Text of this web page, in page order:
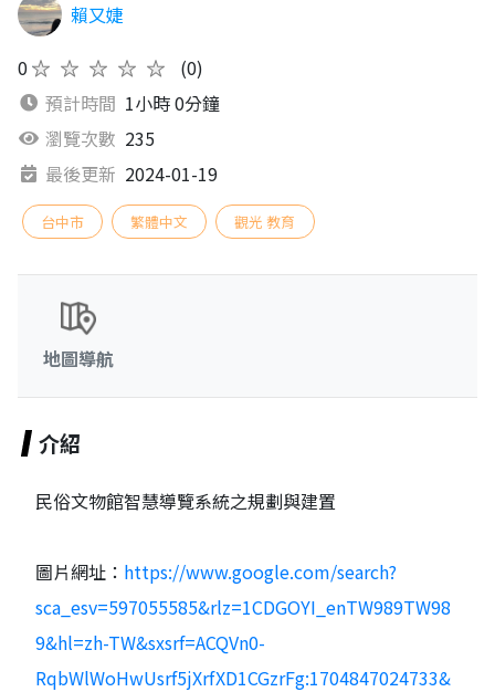
賴又婕
0★★★★★
(0)
預計時間 1小時 0分鐘
瀏覽次數 235
最後更新 2024-01-19
台中市 繁體中文 觀光 教育
地圖導航
介紹
民俗文物館智慧導覽系統之規劃與建置
圖片網址： https://www.google.com/search?
sca_esv=597055585&rlz=1CDGOYI_enTW989TW98
9&hl=zh-TW&sxsrf=ACQVn0-
RqbWlWoHwUsrf5jXrfXD1CGzrFg:1704847024733&